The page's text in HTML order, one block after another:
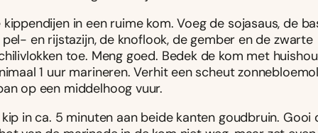
kippendijen in een ruime kom. Voeg de sojasaus, de
en rijstazijn, de knoflook, de gember en de zwarte
toe. Meng goed. Bedek de kom met
1 uur marineren. Verhit een scheut
op een middelhoog vuur.
in ca. 5 minuten aan beide kanten goudbruin. Gooi